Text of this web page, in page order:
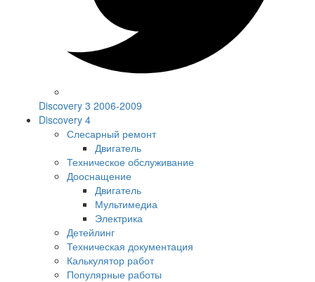
Discovery 3 2006-2009
Discovery 4
Слесарный ремонт
Двигатель
Техническое обслуживание
Дооснащение
Двигатель
Мультимедиа
Электрика
Детейлинг
Техническая документация
Калькулятор работ
Популярные работы